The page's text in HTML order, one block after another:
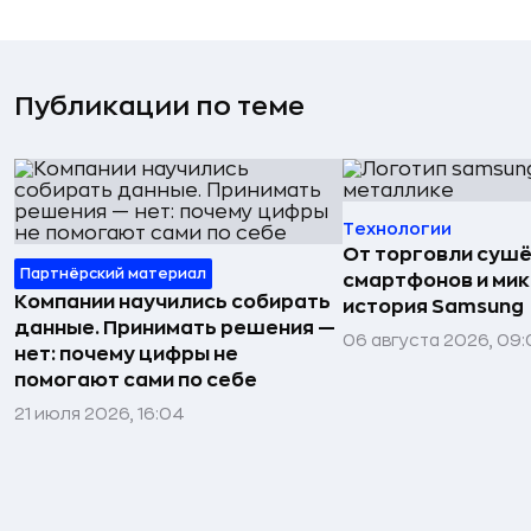
Публикации по теме
Партнёрский материал
Компании научились собирать
данные. Принимать решения —
нет: почему цифры не
помогают сами по себе
21 июля 2026, 16:04
Технологии
От торговли
смартфонов и
история Samsung
06 августа 2026,